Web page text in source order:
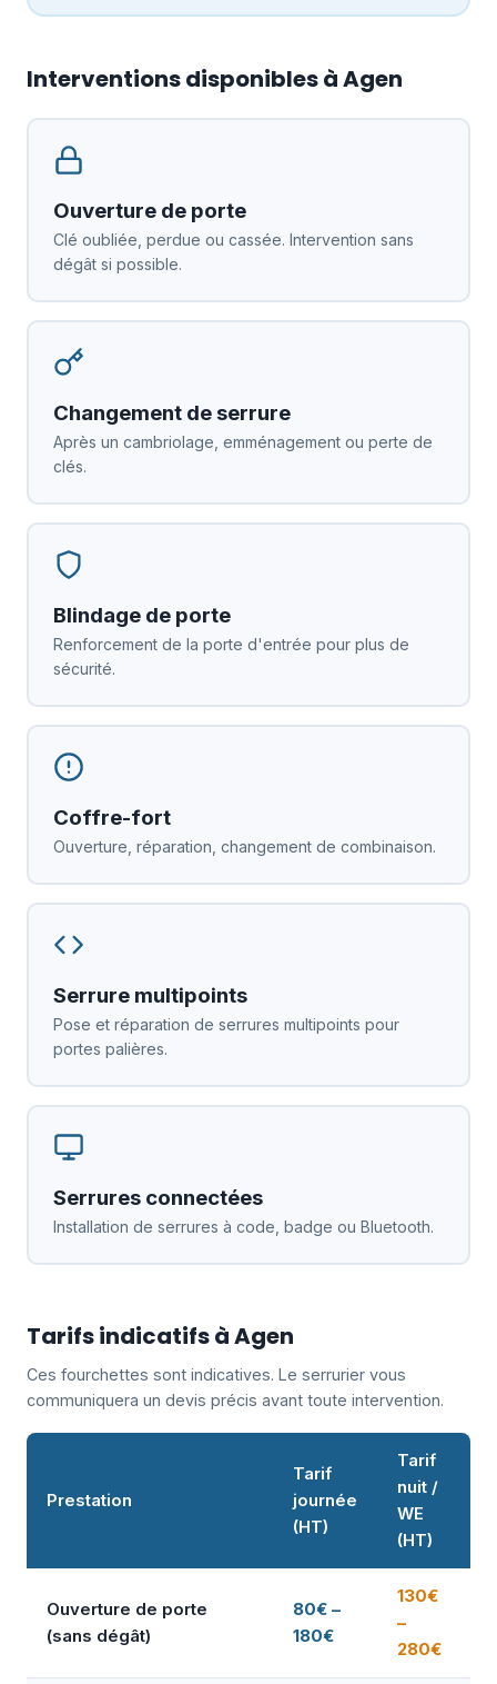
Interventions disponibles à Agen
Ouverture de porte
Clé oubliée, perdue ou cassée. Intervention sans
dégât si possible.
Changement de serrure
Après un cambriolage, emménagement ou perte de
clés.
Blindage de porte
Renforcement de la porte d'entrée pour plus de
sécurité.
Coffre-fort
Ouverture, réparation, changement de combinaison.
Serrure multipoints
Pose et réparation de serrures multipoints pour
portes palières.
Serrures connectées
Installation de serrures à code, badge ou Bluetooth.
Tarifs indicatifs à Agen
Ces fourchettes sont indicatives. Le serrurier vous
communiquera un devis précis avant toute intervention.
Prestation
Tarif
journée
(HT)
Tarif
nuit /
WE
(HT)
Ouverture de porte
(sans dégât)
80€ –
180€
130€
–
280€